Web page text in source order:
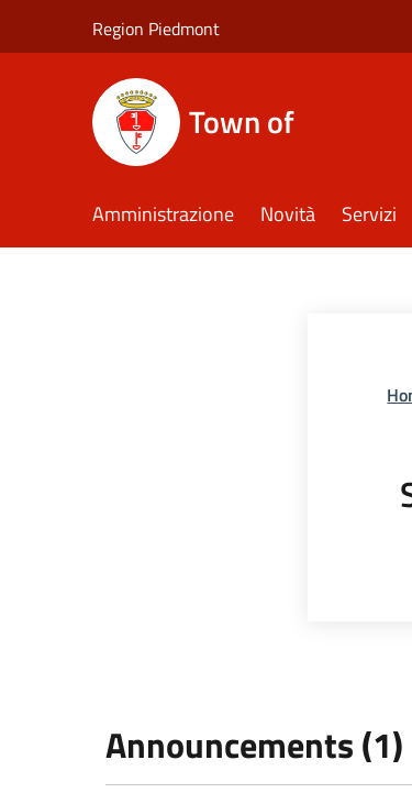
Region Piedmont
Town of
Amministrazione Novità Servizi
Announcements (1)